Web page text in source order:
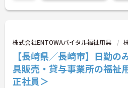
株式会社ENTOWAバイタル福祉用具
【長崎県／長崎市】日勤
具販売・貸与事業所の福祉
正社員＞